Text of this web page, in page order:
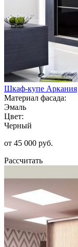
Шкаф-купе Аркания
Материал фасада:
Эмаль
Цвет:
Черный
от 45 000 руб.
Рассчитать